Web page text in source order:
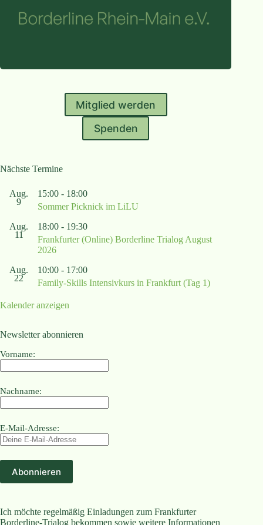
Mitglied werden
Spenden
Nächste Termine
Aug.
9
15:00 - 18:00
Sommer Picknick im LiLU
Aug.
11
18:00 - 19:30
Frankfurter (Online) Borderline Trialog August
2026
Aug.
22
10:00 - 17:00
Family-Skills Intensivkurs in Frankfurt (Tag 1)
Kalender anzeigen
Newsletter abonnieren
Vorname:
Nachname:
E-Mail-Adresse:
Ich möchte regelmäßig Einladungen zum Frankfurter
Borderline-Trialog bekommen sowie weitere Informationen